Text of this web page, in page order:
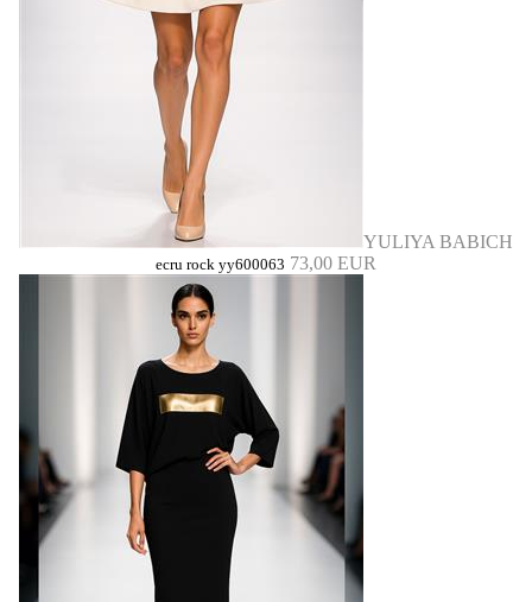
YULIYA BABICH
ecru rock yy600063 73,00 EUR